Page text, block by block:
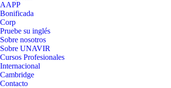
AAPP
Bonificada
Corp
Pruebe su inglés
Sobre nosotros
Sobre UNAVIR
Cursos Profesionales
Internacional
Cambridge
Contacto